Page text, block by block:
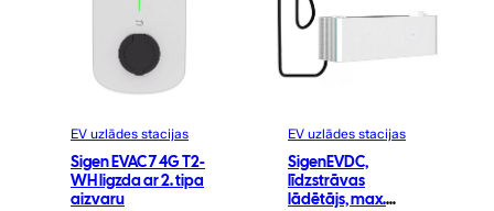
EV uzlādes stacijas
Sigen EVAC 7 4G T2-
WH ligzda ar 2. tipa
aizvaru
EV uzlādes stacijas
SigenEVDC,
līdzstrāvas
lādētājs, max.